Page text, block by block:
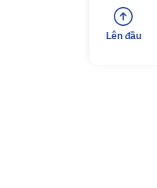
Lên đầu